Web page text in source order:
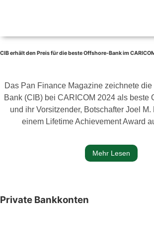
Weltweit Können Sie Sich Sicher Fühlen,
CIB erhält den Preis für die beste Offshore-Bank im
Das Pan Finance Magazine zeichnete die
Bank (CIB) bei CARICOM 2024 als beste
und ihr Vorsitzender, Botschafter Joel
einem Lifetime Achievement Award
Mehr Lesen
Private Bankkonten